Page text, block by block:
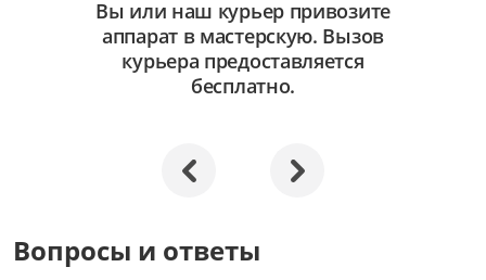
Вы или наш курьер привозите
аппарат в мастерскую. Вызов
курьера предоставляется
бесплатно.
Вопросы и ответы